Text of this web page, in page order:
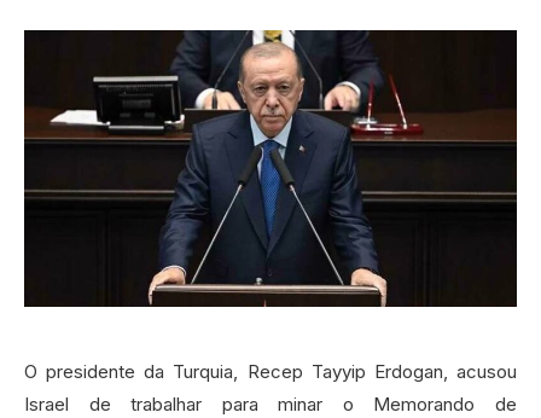
O presidente da Turquia, Recep Tayyip Erdogan, acusou
Israel de trabalhar para minar o Memorando de